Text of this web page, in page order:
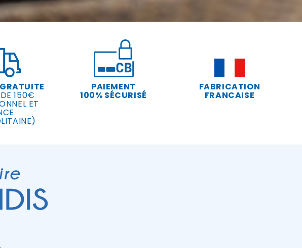
150€
ET
PAIEMENT
100% SÉCURISÉ
FABRICATION
FRANCAISE